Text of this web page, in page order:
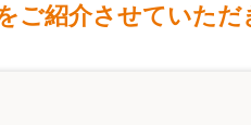
ご紹介させていただ